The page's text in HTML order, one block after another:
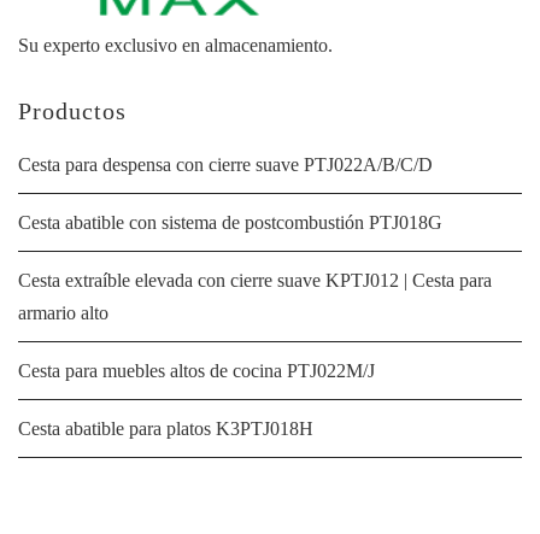
Su experto exclusivo en almacenamiento.
Productos
Cesta para despensa con cierre suave PTJ022A/B/C/D
Cesta abatible con sistema de postcombustión PTJ018G
Cesta extraíble elevada con cierre suave KPTJ012 | Cesta para
armario alto
Cesta para muebles altos de cocina PTJ022M/J
Cesta abatible para platos K3PTJ018H